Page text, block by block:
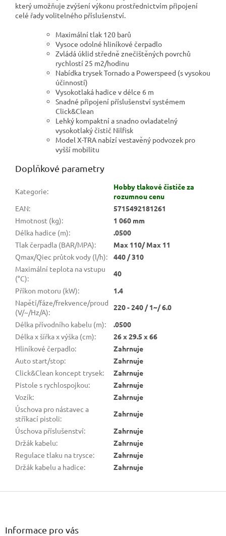
který umožňuje zvýšení výkonu prostřednictvím připojení
celé řady volitelného příslušenství.
Maximální tlak 120 barů
Vysoce odolné hliníkové čerpadlo
Zvládá úklid středně znečištěných povrchů
rychlostí 25 m2/hodinu
Nabídka trysek Tornado a Powerspeed (s vysokou
účinností)
Vysokotlaká hadice v délce 6 m
Snadné připojení příslušenství systémem
Click&Clean
Lehký kompaktní a snadno ovladatelný
vysokotlaký čistič Nilfisk
Model X-TRA nabízí vestavěný podvozek pro
vyšší mobilitu
Doplňkové parametry
Kategorie:
Hobby tlakové čističe za
rozumnou cenu
EAN:
5715492181261
Hmotnost (kg):
1 060 mm
Délka hadice (m):
.0500
Tlak čerpadla (BAR/MPA):
Max 110/ Max 11
Qmax/Qiec průtok vody (l/h):
440 / 310
Maximální teplota na vstupu
(°C):
40
Příkon motoru (kW):
1.4
Napětí/fáze/frekvence/proud
(V/~/Hz/A):
220 - 240 / 1~/ 6.0
Délka přívodního kabelu (m):
.0500
Délka x šířka x výška (cm):
26 x 29.5 x 66
Hliníkové čerpadlo:
Zahrnuje
Auto start/stop:
Zahrnuje
Click&Clean koncept trysek:
Zahrnuje
Pistole s rychlospojkou:
Zahrnuje
Vozík:
Zahrnuje
Úschova pro nástavec a
stříkací pistoli:
Zahrnuje
Úschova příslušenství:
Zahrnuje
Držák kabelu:
Zahrnuje
Regulace tlaku na trysce:
Zahrnuje
Držák kabelu a hadice: Zahrnuje
Z
Informace pro vás